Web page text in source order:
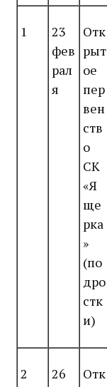
1
23
фев
рал
я
Отк
рыт
ое
пер
вен
ств
о
СК
«Я
ще
рка
»
(по
дро
стк
и)
2
26
Отк